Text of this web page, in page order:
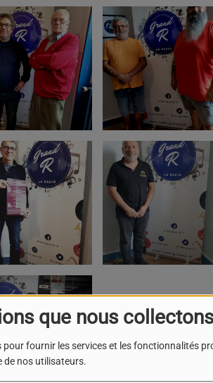
que nous collectons
pour fournir les services et les fonctionnalités
de nos utilisateurs.
L'agenda de l'OT
Cyrano à Bergerac
La Cibi vous parle !